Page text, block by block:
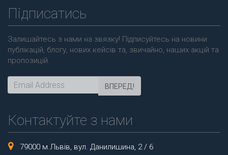
Підписатись
Залишайтесь з нами на звязку! Підписуйтесь на новини
публікацій, блогу, нових кейсів та, звичайно, наших акцій та
пропозицій.
ВПЕРЕД!
Контактуйте з нами
79000 м.Львів, вул. Данилишина, 2 / 6